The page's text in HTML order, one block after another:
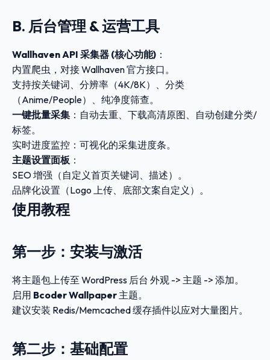
B. 后台管理 & 运营工具
Wallhaven API 采集器 (核心功能) ：
内置爬虫，对接 Wallhaven 官方接口。
支持按关键词、分辨率（4K/8K）、分类
（Anime/People）、纯净度筛查。
一键批量采集 ：自动去重、下载高清原图、自动创建分类/
标签。
实时进度监控：可视化的采集进度条。
主题设置面板 ：
SEO 增强（自定义首页关键词、描述）。
品牌化设置（Logo 上传、底部文案自定义）。
使用教程
第一步：安装与激活
将主题包上传至 WordPress 后台 外观 -> 主题 -> 添加。
启用 Bcoder Wallpaper 主题。
建议安装 Redis/Memcached 缓存插件以应对大量图片。
第二步：基础配置